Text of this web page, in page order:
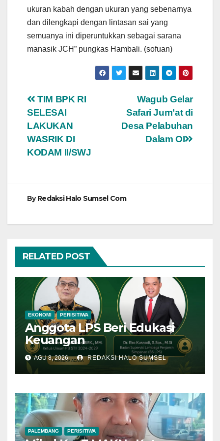
ukuran kabah dengan ukuran yang sebenarnya
dan dilengkapi dengan lintasan sai yang
semuanya ini diperuntukkan sebagai sarana
manasik JCH” pungkas Hambali. (sofuan)
Navigasi
pos
Wagub Gelar
Safari Jum’at di
Desa Pelabuhan
Dalam OI
TIM BPK RI
SELESAI
LAKUKAN
WASRIK DI
KODAM II/SWJ
ByRedaksi Halo Sumsel Com
RELATED POST
EKONOMI PERISITIWA
Anggota LPS Beri Edukasi
Keuangan
AGU 8, 2026 REDAKSI HALO SUMSEL
PALEMBANG PERISITIWA